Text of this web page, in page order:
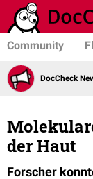
Community
DocCheck
der Haut
Forscher